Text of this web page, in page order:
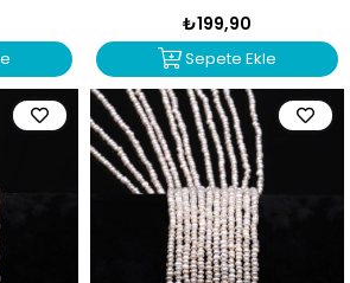
₺199,90
Sepete Ekle